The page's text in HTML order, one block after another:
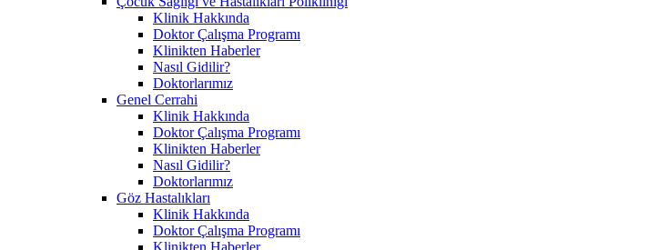
Klinik Hakkında
Doktor Çalışma Programı
Klinikten Haberler
Nasıl Gidilir?
Doktorlarımız
Genel Cerrahi
Klinik Hakkında
Doktor Çalışma Programı
Klinikten Haberler
Nasıl Gidilir?
Doktorlarımız
Göz Hastalıkları
Klinik Hakkında
Doktor Çalışma Programı
Klinikten Haberler